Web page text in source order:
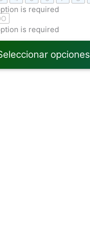
is required
is required
opciones